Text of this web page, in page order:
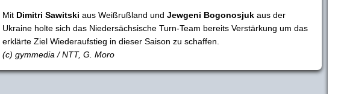
Mit Dimitri Sawitski aus Weißrußland und Jewgeni Bogonosjuk aus der
Ukraine holte sich das Niedersächsische Turn-Team bereits Verstärkung um das
erklärte Ziel Wiederaufstieg in dieser Saison zu schaffen.
(c) gymmedia / NTT, G. Moro